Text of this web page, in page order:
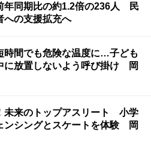
同期比の約1.2倍の236人 民
への支援拡充へ
時間でも危険な温度に…子ども
に放置しないよう呼び掛け 岡
未来のトップアスリート 小学
ンシングとスケートを体験 岡